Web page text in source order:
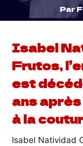
Par
Isabel
Frutos,
est
ans
à la
Isabel Natividad